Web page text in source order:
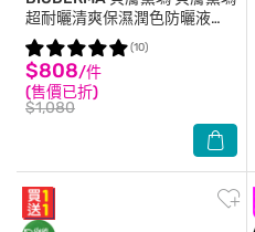
超耐曬清爽保濕潤色防曬液
SPF50+ PA+++40ml
$808/件
(售價已折)
$1,080
(10)